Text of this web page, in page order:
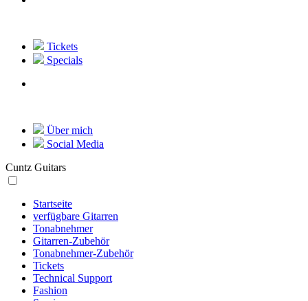
Tickets
Specials
Über mich
Social Media
Cuntz Guitars
Startseite
verfügbare Gitarren
Tonabnehmer
Gitarren-Zubehör
Tonabnehmer-Zubehör
Tickets
Technical Support
Fashion